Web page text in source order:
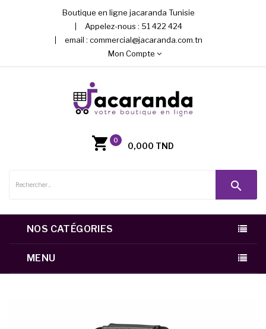
Boutique en ligne jacaranda Tunisie
Appelez-nous : 51 422 424
email : commercial@jacaranda.com.tn
Mon Compte
0
0,000 TND
search
NOS CATÉGORIES
MENU